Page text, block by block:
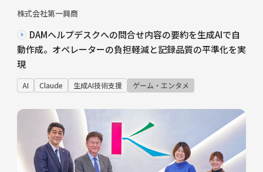
株式会社第一興商
DAMヘルプデスクへの問合せ内容の要約を生成AIで自
動作成。オペレーターの負担軽減と記録品質の平準化を実
現
AI Claude 生成AI技術支援 ゲーム・エンタメ